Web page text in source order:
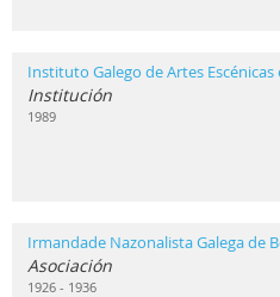
Instituto Galego de Artes Escénicas
Institución
1989
Irmandade Nazonalista Galega de
Asociación
1926 - 1936